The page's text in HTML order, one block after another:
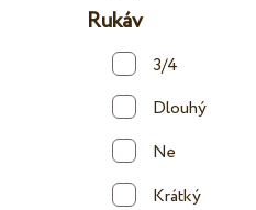
Rukáv
3/4
Dlouhý
Ne
Krátký